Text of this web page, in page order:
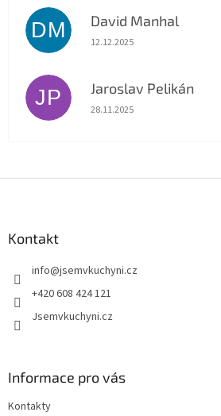
DM David Manhal
Hodnocení obchodu je 5 z 5
12.12.2025
JP Jaroslav Pelikán
Hodnocení obchodu je 5 z 5
28.11.2025
Kontakt
info@jsemvkuchyni.cz
+420 608 424 121
Jsemvkuchyni.cz
Informace pro vás
Kontakty